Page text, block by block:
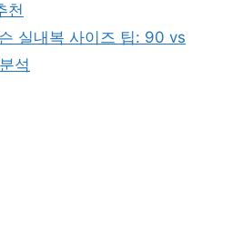
천
실내복 사이즈 팁: 90 vs
석